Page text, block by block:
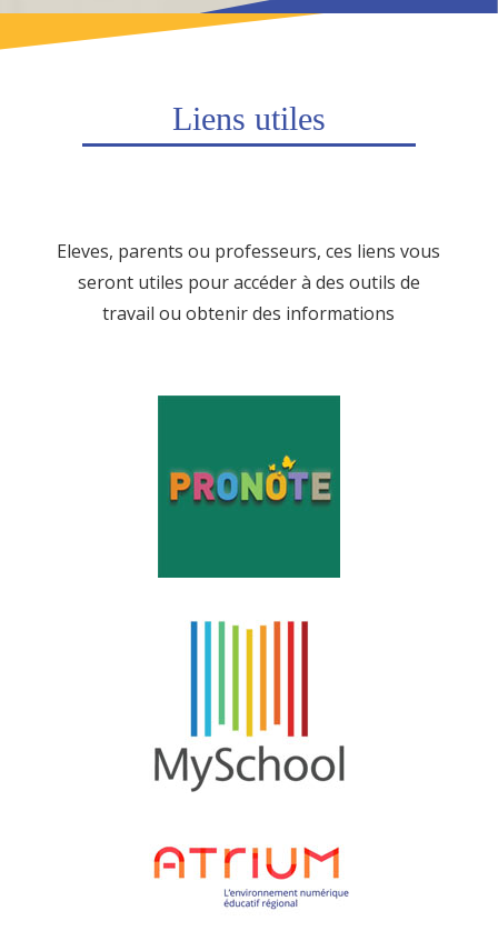
Liens utiles
Eleves, parents ou professeurs, ces liens vous
seront utiles pour accéder à des outils de
travail ou obtenir des informations